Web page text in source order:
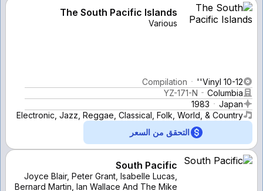
The South Pacific Islands
Various
Vinyl 10-12''
Compilation
Columbia
YZ-171-N
Japan
1983
Electronic, Jazz, Reggae, Classical, Folk, World, & Country
التحقق من السعر
South Pacific
Joyce Blair, Peter Grant, Isabelle Lucas,
Bernard Martin, Ian Wallace And The Mike